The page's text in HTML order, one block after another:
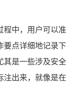
程中，用户可以准
要点详细地记录下
其是一些涉及安全
注出来，就像是在